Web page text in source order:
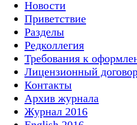
Новости
Приветствие
Разделы
Редколлегия
Требования к
Лицензионный
Контакты
Архив журнала
Журнал 2016